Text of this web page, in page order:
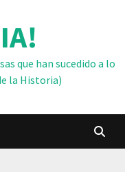
que han sucedido a lo
la Historia)